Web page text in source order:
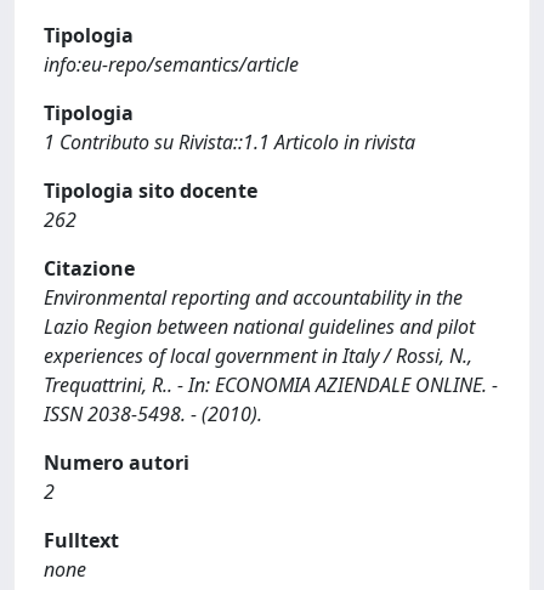
Tipologia
info:eu-repo/semantics/article
Tipologia
1 Contributo su Rivista::1.1 Articolo in rivista
Tipologia sito docente
262
Citazione
Environmental reporting and accountability in the
Lazio Region between national guidelines and pilot
experiences of local government in Italy / Rossi, N.,
Trequattrini, R.. - In: ECONOMIA AZIENDALE ONLINE. -
ISSN 2038-5498. - (2010).
Numero autori
2
Fulltext
none